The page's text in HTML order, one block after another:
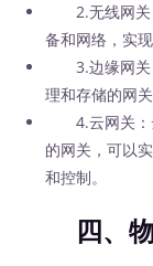
2.无线网关
备和网络，实
3.边缘网关
理和存储的网
4.云网关：
的网关，可以
和控制。
四、物